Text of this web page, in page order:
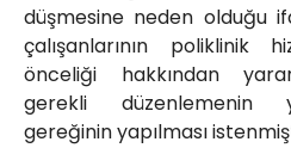
düşmesine neden olduğu
çalışanlarının poliklinik
önceliği hakkından
gerekli düzenlemenin
gereğinin yapılması